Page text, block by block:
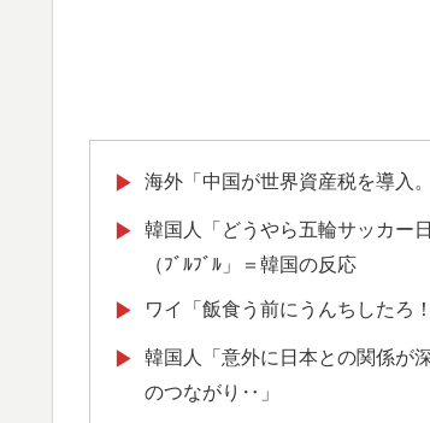
▶ 海外「中国が世界資産税を導入
▶
韓国人「どうやら五輪サッカ
（ﾌﾞﾙﾌﾞﾙ」＝韓国の反応
▶ ワイ「飯食う前にうんちしたろ！
▶
韓国人「意外に日本との関係が
のつながり‥」